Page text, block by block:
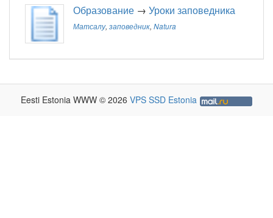
Образование → Уроки заповедника
Матсалу, заповедник, Natura
Eesti Estonia WWW © 2026 VPS SSD Estonia